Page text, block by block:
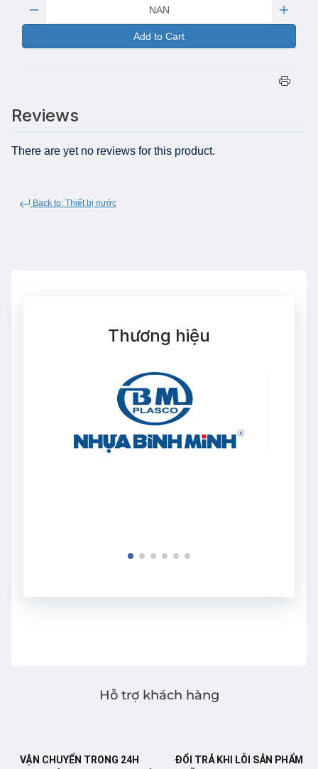
Add to Cart
Reviews
There are yet no reviews for this product.
Back to: Thiết bị nước
Thương hiệu
Hỗ trợ khách hàng
VẬN CHUYỂN TRONG 24H ĐỔI TRẢ KHI LỖI SẢN PHẨM